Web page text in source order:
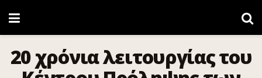
20 χρόνια λειτουργίας του